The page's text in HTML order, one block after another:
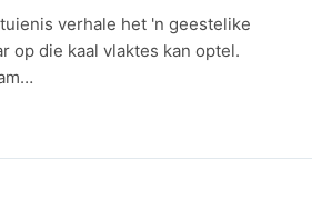
verhale het 'n geestelike
op die kaal vlaktes kan optel.